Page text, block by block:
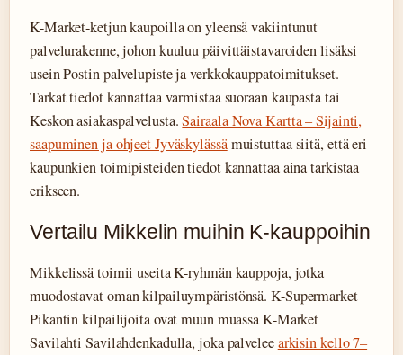
K-Market-ketjun kaupoilla on yleensä vakiintunut
palvelurakenne, johon kuuluu päivittäistavaroiden lisäksi
usein Postin palvelupiste ja verkkokauppatoimitukset.
Tarkat tiedot kannattaa varmistaa suoraan kaupasta tai
Keskon asiakaspalvelusta.Sairaala Nova Kartta – Sijainti,
saapuminen ja ohjeet Jyväskylässämuistuttaa siitä, että eri
kaupunkien toimipisteiden tiedot kannattaa aina tarkistaa
erikseen.
Vertailu Mikkelin muihin K-kauppoihin
Mikkelissä toimii useita K-ryhmän kauppoja, jotka
muodostavat oman kilpailuympäristönsä. K-Supermarket
Pikantin kilpailijoita ovat muun muassa K-Market
Savilahti Savilahdenkadulla, joka palveleearkisin kello 7–